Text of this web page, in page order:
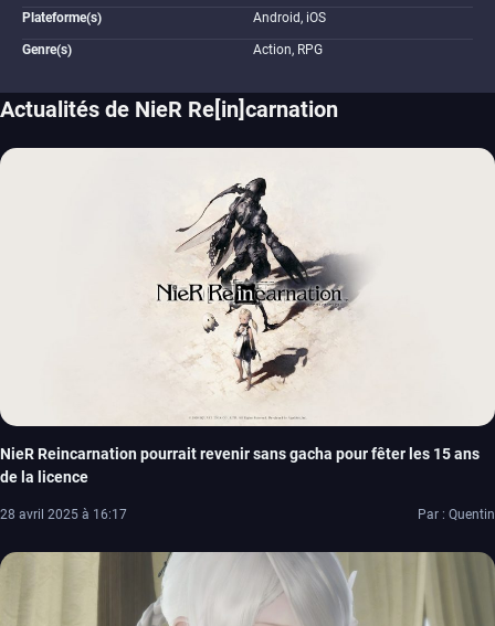
Plateforme(s) Android, iOS
Genre(s) Action, RPG
Actualités de NieR Re[in]carnation
NieR Reincarnation pourrait revenir sans gacha pour fêter les 15 ans
de la licence
28 avril 2025 à 16:17 Par : Quentin